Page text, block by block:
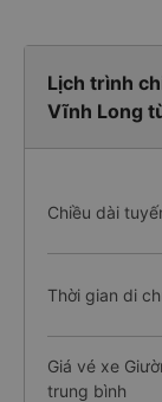
Lịch trình
Vĩnh Long
Chiều dài
Thời gian di
Giá vé xe
trung bình